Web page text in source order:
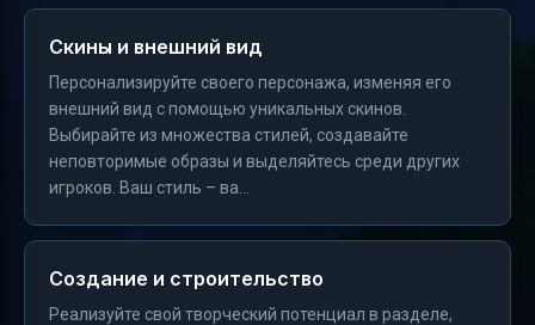
Скины и внешний вид
Персонализируйте своего персонажа, изменяя его
внешний вид с помощью уникальных скинов.
Выбирайте из множества стилей, создавайте
неповторимые образы и выделяйтесь среди других
игроков. Ваш стиль – ва...
Создание и строительство
Реализуйте свой творческий потенциал в разделе,